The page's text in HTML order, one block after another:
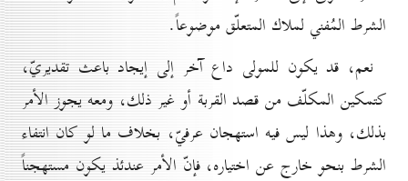
الشرط المُفني لملاك المتعلّق موضوعاً.
نعم، قد يكون للمولى داع آخر إلى إيجاد باعث تقديريّ،
كتمكين المكلّف من قصد القربة أو غير ذلك، ومعه يجوز الأمر
بذلك، وهذا ليس فيه استهجان عرفيّ، بخلاف ما لو كان انتفاء
الشرط بنحو خارج عن اختياره، فإنّ الأمر عندئذ يكون مستهجناً